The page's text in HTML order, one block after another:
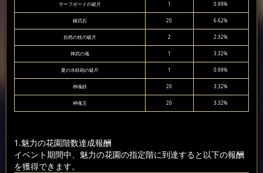
サーフボードの破片 1 0.99%
錬武石 20 6.62%
自然の杖の破片 2 2.32%
神武の魂 1 3.32%
夏の水鉄砲の破片 1 0.99%
神魂鉄 20 3.32%
神魂玉 20 3.32%
1.魅力の花園階数達成報酬
イベント期間中、魅力の花園の指定階に到達すると以下の報酬
を獲得できます。